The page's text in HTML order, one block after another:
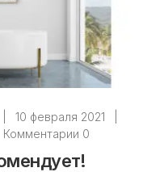
10 февраля 2021
Комментарии 0